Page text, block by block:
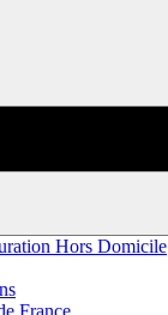
Hors Domicile
France